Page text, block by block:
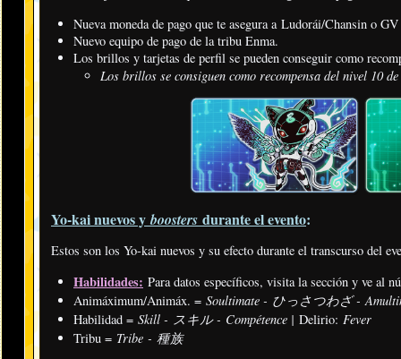
Nueva moneda de pago que te asegura a Ludorái/Chansin o
Nuevo equipo de pago de la tribu Enma.
Los brillos y tarjetas de perfil se pueden conseguir como
Los brillos se consiguen como recompensa del nivel 10
Yo-kai nuevos yboosters durante el evento:
Estos son los Yo-kai nuevos y su efecto durante el transcurso del
Habilidades: Para datos específicos, visita la sección y ve al
Animáximum/Animáx. = Soultimate - ひっさつわざ -
Habilidad = Skill - スキル - Compétence | Delirio: Fever
Tribu = Tribe - 種族